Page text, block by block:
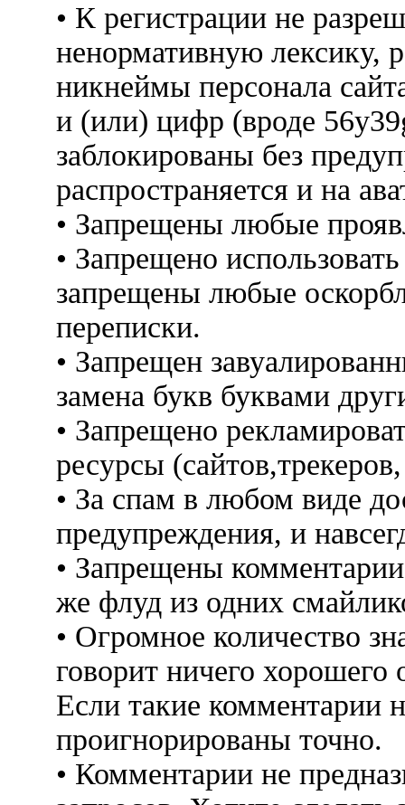
• К регистрации не
ненормативную лексику,
никнеймы персонала
и (или) цифр (вроде
заблокированы без
распространяется и на
• Запрещены любые
• Запрещено
запрещены любые
переписки.
• Запрещен
замена букв буквами
• Запрещено
ресурсы
• За спам в любом виде
предупреждения, и
• Запрещены
же флуд из одних
• Огромное количество
говорит ничего
Если такие комментарии
проигнорированы точно.
• Комментарии не